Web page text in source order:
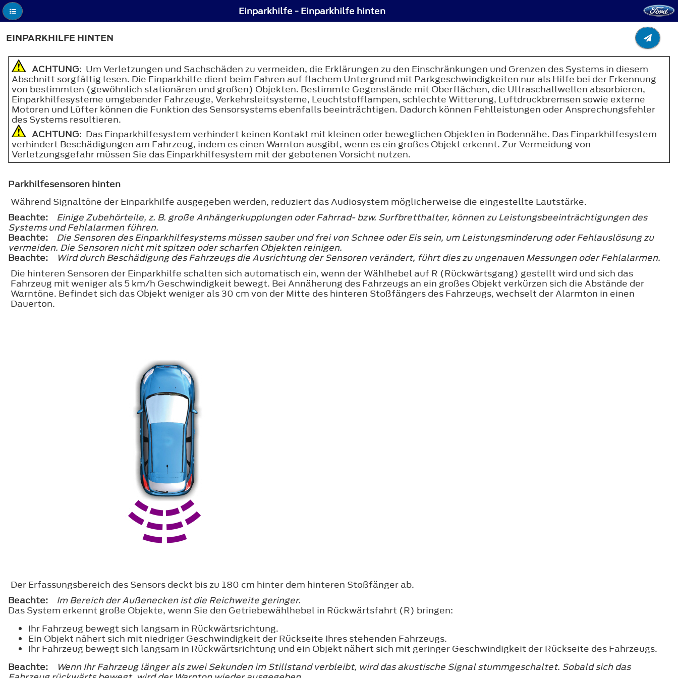
Einparkhilfe - Einparkhilfe hinten
EINPARKHILFE HINTEN
ACHTUNG: Um Verletzungen und Sachschäden zu vermeiden, die Erklärungen zu den Einschränkungen und Grenzen des Systems in diesem
Abschnitt sorgfältig lesen. Die Einparkhilfe dient beim Fahren auf flachem Untergrund mit Parkgeschwindigkeiten nur als Hilfe bei der Erkennung
von bestimmten (gewöhnlich stationären und großen) Objekten. Bestimmte Gegenstände mit Oberflächen, die Ultraschallwellen absorbieren,
Einparkhilfesysteme umgebender Fahrzeuge, Verkehrsleitsysteme, Leuchtstofflampen, schlechte Witterung, Luftdruckbremsen sowie externe
Motoren und Lüfter können die Funktion des Sensorsystems ebenfalls beeinträchtigen. Dadurch können Fehlleistungen oder Ansprechungsfehler
des Systems resultieren.
ACHTUNG: Das Einparkhilfesystem verhindert keinen Kontakt mit kleinen oder beweglichen Objekten in Bodennähe. Das Einparkhilfesystem
verhindert Beschädigungen am Fahrzeug, indem es einen Warnton ausgibt, wenn es ein großes Objekt erkennt. Zur Vermeidung von
Verletzungsgefahr müssen Sie das Einparkhilfesystem mit der gebotenen Vorsicht nutzen.
Parkhilfesensoren hinten
Während Signaltöne der Einparkhilfe ausgegeben werden, reduziert das Audiosystem möglicherweise die eingestellte Lautstärke.
Beachte:
Einige Zubehörteile, z. B. große Anhängerkupplungen oder Fahrrad- bzw. Surfbretthalter, können zu Leistungsbeeinträchtigungen des
Systems und Fehlalarmen führen.
Beachte:
Die Sensoren des Einparkhilfesystems müssen sauber und frei von Schnee oder Eis sein, um Leistungsminderung oder Fehlauslösung zu
vermeiden. Die Sensoren nicht mit spitzen oder scharfen Objekten reinigen.
Beachte:
Wird durch Beschädigung des Fahrzeugs die Ausrichtung der Sensoren verändert, führt dies zu ungenauen Messungen oder Fehlalarmen.
Die hinteren Sensoren der Einparkhilfe schalten sich automatisch ein, wenn der Wählhebel auf R (Rückwärtsgang) gestellt wird und sich das
Fahrzeug mit weniger als 5 km/h Geschwindigkeit bewegt. Bei Annäherung des Fahrzeugs an ein großes Objekt verkürzen sich die Abstände der
Warntöne. Befindet sich das Objekt weniger als 30 cm von der Mitte des hinteren Stoßfängers des Fahrzeugs, wechselt der Alarmton in einen
Dauerton.
Der Erfassungsbereich des Sensors deckt bis zu 180 cm hinter dem hinteren Stoßfänger ab.
Beachte:
Im Bereich der Außenecken ist die Reichweite geringer.
Das System erkennt große Objekte, wenn Sie den Getriebewählhebel in Rückwärtsfahrt (R) bringen:
Ihr Fahrzeug bewegt sich langsam in Rückwärtsrichtung.
Ein Objekt nähert sich mit niedriger Geschwindigkeit der Rückseite Ihres stehenden Fahrzeugs.
Ihr Fahrzeug bewegt sich langsam in Rückwärtsrichtung und ein Objekt nähert sich mit geringer Geschwindigkeit der Rückseite des Fahrzeugs.
Beachte:
Wenn Ihr Fahrzeug länger als zwei Sekunden im Stillstand verbleibt, wird das akustische Signal stummgeschaltet. Sobald sich das